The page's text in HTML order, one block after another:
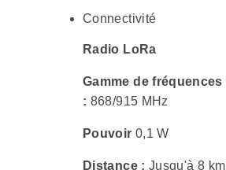
Connectivité
Radio LoRa
Gamme de fréquences
: 868/915 MHz
Pouvoir 0,1 W
Distance : Jusqu'à 8 km